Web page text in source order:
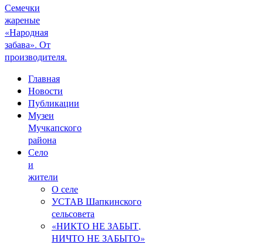
Семечки
жареные
«Народная
забава». От
производителя.
Главная
Новости
Публикации
Музеи
Мучкапского
района
Село
и
жители
О селе
УСТАВ Шапкинского
сельсовета
«НИКТО НЕ ЗАБЫТ,
НИЧТО НЕ ЗАБЫТО»